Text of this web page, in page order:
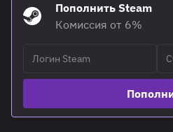
Пополнить Steam
Комиссия от 6%